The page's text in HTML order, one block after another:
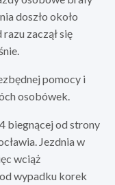
doszło około
zaczął się
pomocy i
osobówek.
biegnącej od strony
Jezdnia w
wciąż
wypadku korek